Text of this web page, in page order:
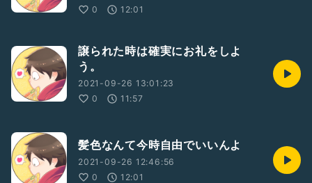
0
12:01
譲られた時は確実にお礼をしよ
う。
2021-09-26 13:01:23
0
11:57
髪色なんて今時自由でいいんよ
2021-09-26 12:46:56
0
12:01